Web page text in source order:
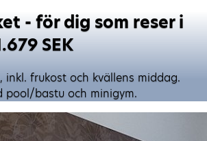
- för dig som reser i
SEK
inkl. frukost och kvällens middag.
pool/bastu och minigym.